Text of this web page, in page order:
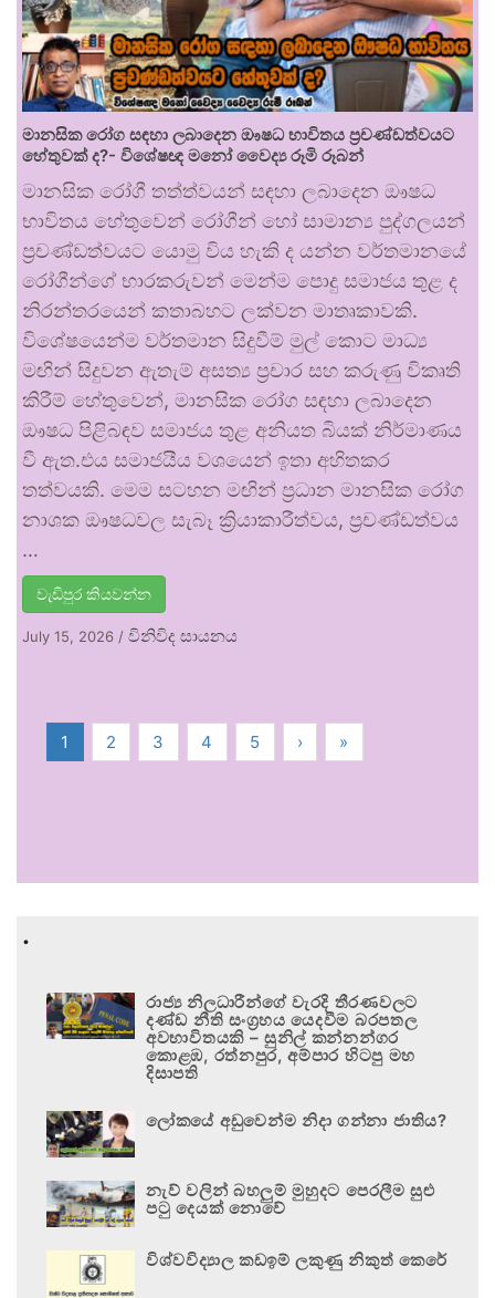
මානසික රෝග සඳහා ලබාදෙන ඖෂධ භාවිතය ප්‍රචණ්ඩත්වයට
හේතුවක් ද?- විශේෂඥ මනෝ වෛද්‍ය රූමි රූබන්
මානසික රෝගී තත්ත්වයන් සඳහා ලබාදෙන ඖෂධ
භාවිතය හේතුවෙන් රෝගීන් හෝ සාමාන්‍ය පුද්ගලයන්
ප්‍රචණ්ඩත්වයට යොමු විය හැකි ද යන්න වර්තමානයේ
රෝගීන්ගේ භාරකරුවන් මෙන්ම පොදු සමාජය තුළ ද
නිරන්තරයෙන් කතාබහට ලක්වන මාතෘකාවකි.
විශේෂයෙන්ම වර්තමාන සිදුවීම් මුල් කොට මාධ්‍ය
මඟින් සිදුවන ඇතැම් අසත්‍ය ප්‍රචාර සහ කරුණු විකෘති
කිරීම් හේතුවෙන්, මානසික රෝග සඳහා ලබාදෙන
ඖෂධ පිළිබඳව සමාජය තුළ අනියත බියක් නිර්මාණය
වී ඇත.එය සමාජයීය වශයෙන් ඉතා අහිතකර
තත්වයකි. මෙම සටහන මඟින් ප්‍රධාන මානසික රෝග
නාශක ඖෂධවල සැබෑ ක්‍රියාකාරීත්වය, ප්‍රචණ්ඩත්වය
…
වැඩිපුර කියවන්න
July 15, 2026 / විනිවිද සායනය
1 2 3 4 5 › »
.
රාජ්‍ය නිලධාරීන්ගේ වැරදි තීරණවලට
දණ්ඩ නීති සංග්‍රහය යෙදවීම බරපතල
අවභාවිතයකි – සුනිල් කන්නන්ගර
කොළඹ, රත්නපුර, අම්පාර හිටපු මහ
දිසාපති
ලෝකයේ අඩුවෙන්ම නිදා ගන්නා ජාතිය?
නැව් වලින් බහලුම් මුහුදට පෙරලීම සුළු
පටු දෙයක් නොවේ
විශ්වවිද්‍යාල කඩඉම් ලකුණු නිකුත් කෙරේ